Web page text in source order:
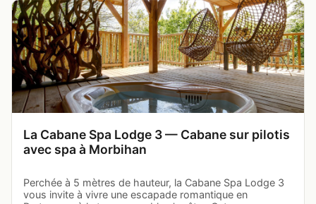
La Cabane Spa Lodge 3 — Cabane sur pilotis
avec spa à Morbihan
Perchée à 5 mètres de hauteur, la Cabane Spa Lodge 3
vous invite à vivre une escapade romantique en